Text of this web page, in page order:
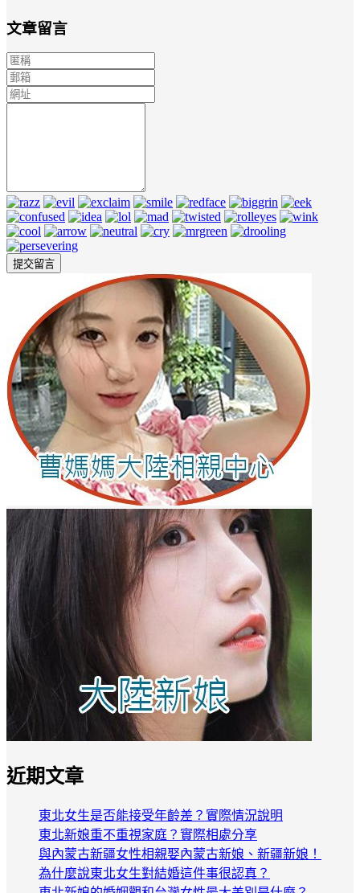
文章留言
近期文章
東北女生是否能接受年齡差？實際情況說明
東北新娘重不重視家庭？實際相處分享
與內蒙古新疆女性相親娶內蒙古新娘、新疆新娘！
為什麼說東北女生對結婚這件事很認真？